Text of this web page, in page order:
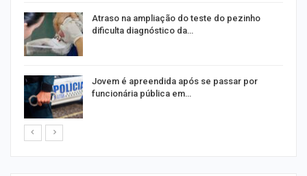
Atraso na ampliação do teste do pezinho
dificulta diagnóstico da…
Jovem é apreendida após se passar por
funcionária pública em…